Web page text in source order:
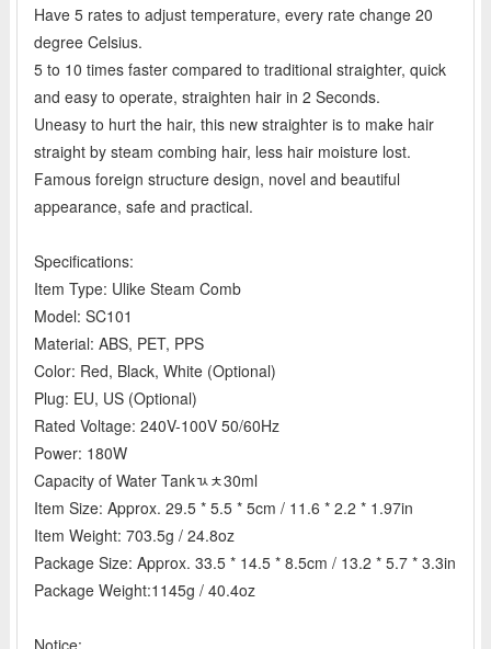
Have 5 rates to adjust temperature, every rate change 20
degree Celsius.
5 to 10 times faster compared to traditional straighter, quick
and easy to operate, straighten hair in 2 Seconds.
Uneasy to hurt the hair, this new straighter is to make hair
straight by steam combing hair, less hair moisture lost.
Famous foreign structure design, novel and beautiful
appearance, safe and practical.
Specifications:
Item Type: Ulike Steam Comb
Model: SC101
Material: ABS, PET, PPS
Color: Red, Black, White (Optional)
Plug: EU, US (Optional)
Rated Voltage: 240V-100V 50/60Hz
Power: 180W
Capacity of Water Tankﾣﾺ30ml
Item Size: Approx. 29.5 * 5.5 * 5cm / 11.6 * 2.2 * 1.97in
Item Weight: 703.5g / 24.8oz
Package Size: Approx. 33.5 * 14.5 * 8.5cm / 13.2 * 5.7 * 3.3in
Package Weight:1145g / 40.4oz
Notice: